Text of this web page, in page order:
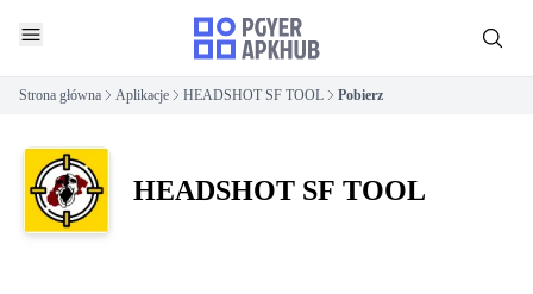
Strona główna Aplikacje HEADSHOT SF TOOL Pobierz
HEADSHOT SF TOOL